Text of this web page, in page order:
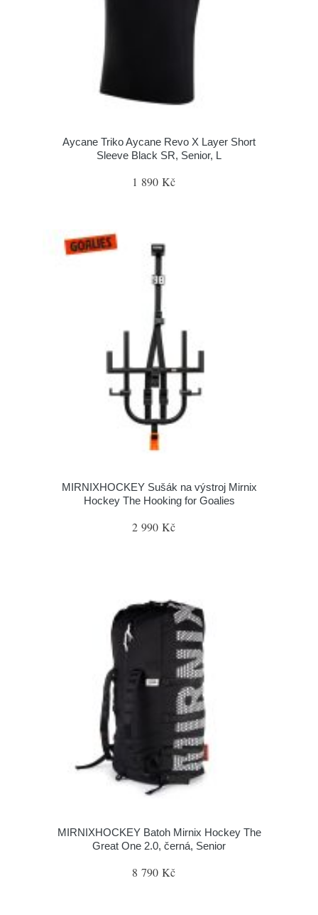
Aycane Triko Aycane Revo X Layer Short
Sleeve Black SR, Senior, L
1 890 Kč
MIRNIXHOCKEY Sušák na výstroj Mirnix
Hockey The Hooking for Goalies
2 990 Kč
MIRNIXHOCKEY Batoh Mirnix Hockey The
Great One 2.0, černá, Senior
8 790 Kč